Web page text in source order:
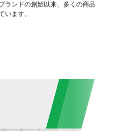
ランドの創始以来、多くの商品
います。